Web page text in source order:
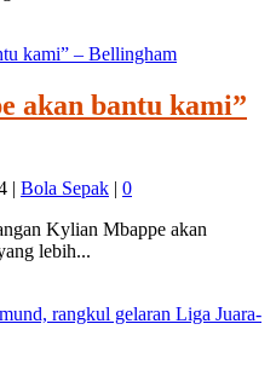
akan bantu kami”
Bola Sepak
0
Kylian Mbappe akan
lebih...